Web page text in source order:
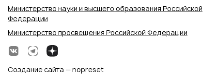
Министерство науки и высшего образования Российской
Федерации
Министерство просвещения Российской Федерации
Создание сайта — nopreset